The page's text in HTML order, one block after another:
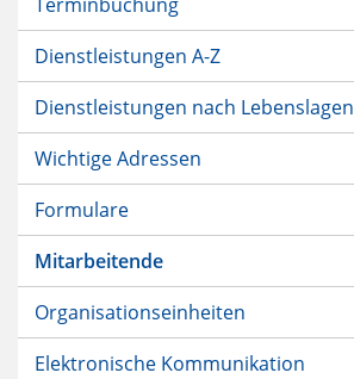
Terminbuchung
Dienstleistungen A-Z
Dienstleistungen nach Lebenslagen
Wichtige Adressen
Formulare
Mitarbeitende
Organisationseinheiten
Elektronische Kommunikation